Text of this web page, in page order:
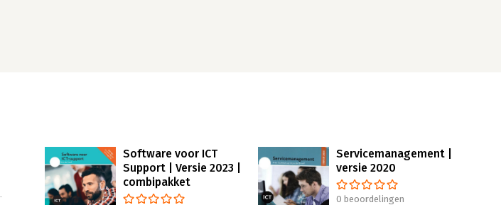
Software voor ICT
Support | Versie 2023 |
combipakket
Servicemanagement |
versie 2020
0 beoordelingen